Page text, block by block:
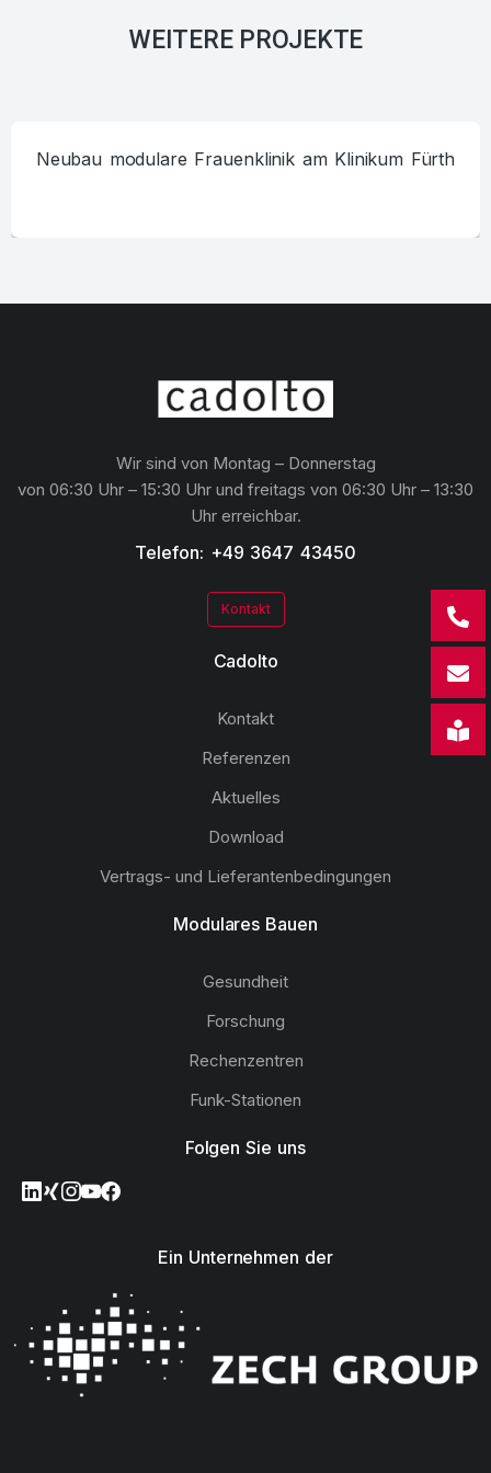
WEITERE PROJEKTE
Neubau modulare Frauenklinik am Klinikum Fürth
Wir sind von Montag – Donnerstag
von 06:30 Uhr – 15:30 Uhr und freitags von 06:30 Uhr – 13:30
Uhr erreichbar.
Telefon: +49 3647 43450
Kontakt
Cadolto
Kontakt
Referenzen
Aktuelles
Download
Vertrags- und Lieferantenbedingungen
Modulares Bauen
Gesundheit
Forschung
Rechenzentren
Funk-Stationen
Folgen Sie uns
Ein Unternehmen der